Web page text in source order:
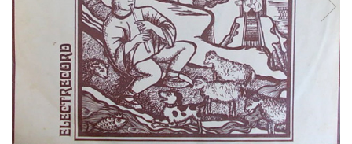
Viniluri Românești
Colecția Electrecord